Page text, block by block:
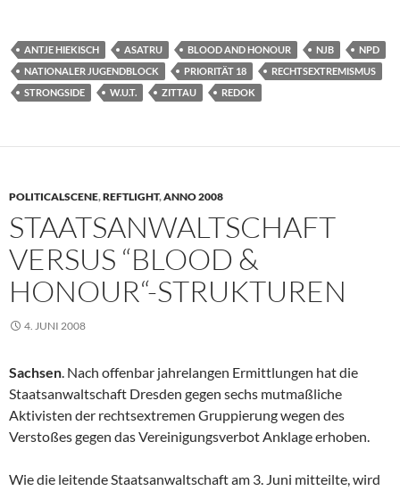
ANTJE HIEKISCH ASATRU BLOOD AND HONOUR NJB
NPD
NATIONALER JUGENDBLOCK
PRIORITÄT 18
RECHTSEXTREMISMUS
STRONGSIDE
W.U.T. ZITTAU REDOK
POLITICALSCENE,REFTLIGHT,ANNO 2008
STAATSANWALTSCHAFT
VERSUS “BLOOD &
HONOUR“-STRUKTUREN
4. JUNI 2008
Sachsen. Nach offenbar jahrelangen Ermittlungen hat die
Staatsanwaltschaft Dresden gegen sechs mutmaßliche
Aktivisten der rechtsextremen Gruppierung wegen des
Verstoßes gegen das Vereinigungsverbot Anklage erhoben.
Wie die leitende Staatsanwaltschaft am 3. Juni mitteilte, wird